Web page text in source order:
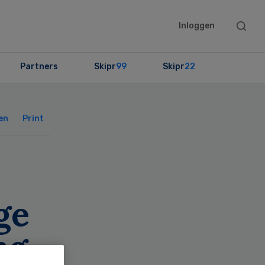
Inloggen
Search
Partners Skipr99 Skipr22
Print